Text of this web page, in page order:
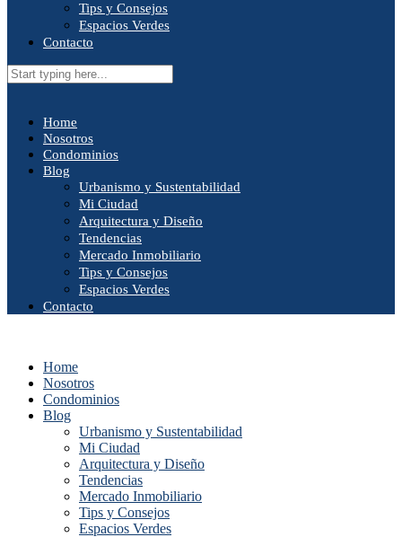
Tips y Consejos
Espacios Verdes
Contacto
Home
Nosotros
Condominios
Blog
Urbanismo y Sustentabilidad
Mi Ciudad
Arquitectura y Diseño
Tendencias
Mercado Inmobiliario
Tips y Consejos
Espacios Verdes
Contacto
Home
Nosotros
Condominios
Blog
Urbanismo y Sustentabilidad
Mi Ciudad
Arquitectura y Diseño
Tendencias
Mercado Inmobiliario
Tips y Consejos
Espacios Verdes